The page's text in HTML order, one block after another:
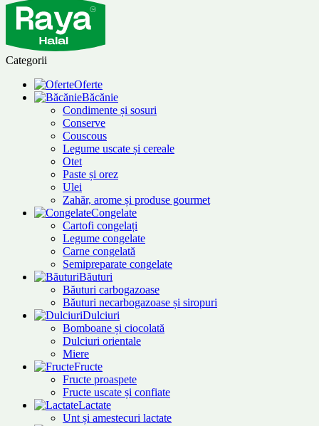
Categorii
Oferte
Băcănie
Condimente și sosuri
Conserve
Couscous
Legume uscate și cereale
Otet
Paste și orez
Ulei
Zahăr, arome și produse gourmet
Congelate
Cartofi congelați
Legume congelate
Carne congelată
Semipreparate congelate
Băuturi
Băuturi carbogazoase
Băuturi necarbogazoase și siropuri
Dulciuri
Bomboane și ciocolată
Dulciuri orientale
Miere
Fructe
Fructe proaspete
Fructe uscate și confiate
Lactate
Unt și amestecuri lactate